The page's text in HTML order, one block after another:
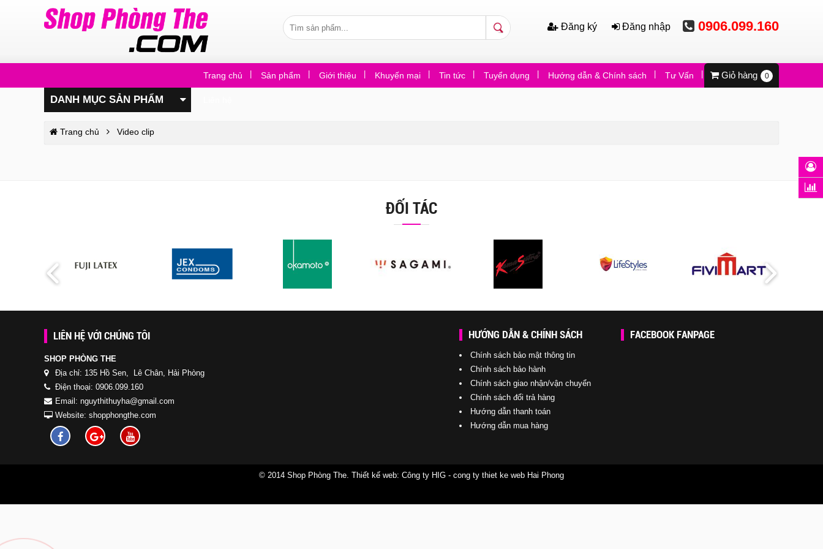
0906.099.160
Đăng ký Đăng nhập
Trang chủ Sản phẩm Giới thiệu Khuyến mại Tin tức Tuyển dụng Hướng dẫn & Chính sách Tư Vấn Video
Giỏ hàng 0
DANH MỤC SẢN PHẨM
Trang chủ Video clip
ĐỐI TÁC
FACEBOOK FANPAGE
HƯỚNG DẪN & CHÍNH SÁCH
Chính sách bảo mật thông tin
Chính sách bảo hành
Chính sách giao nhận/vận chuyển
Chính sách đổi trả hàng
Hướng dẫn thanh toán
Hướng dẫn mua hàng
LIÊN HỆ VỚI CHÚNG TÔI
SHOP PHÒNG THE
Địa chỉ: 135 Hồ Sen, Lê Chân, Hải Phòng
Điện thoại: 0906.099.160
Email: nguythithuyha@gmail.com
Website: shopphongthe.com
© 2014 Shop Phòng The. Thiết kế web: Công ty HIG - cong ty thiet ke web Hai Phong